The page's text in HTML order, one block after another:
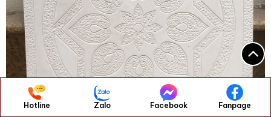
Hotline Zalo Facebook Fanpage